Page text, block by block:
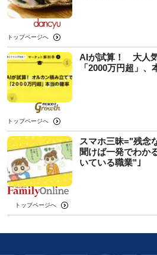
トップページへ
AIが試算！ 大人
「2000万円超」、
トップページへ
スマホ三昧="残念
聞けば一発でわか
いている職業"｣
トップページへ